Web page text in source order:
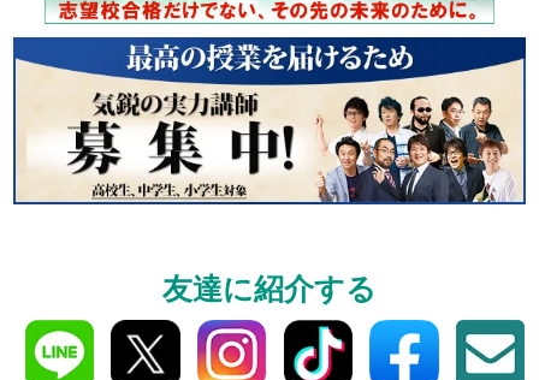
受験や高校の成績
ください！
資料請求
資料請求・イベン
ら！
友達に紹介する